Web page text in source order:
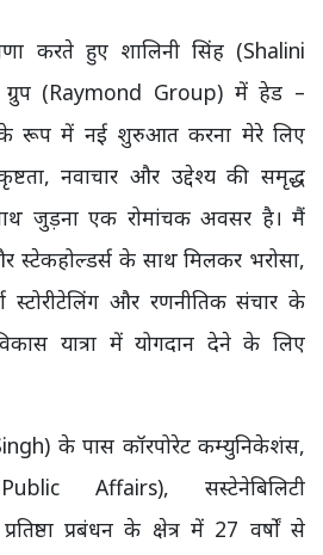
करते हुए शालिनी सिंह (Shalini
(Raymond Group) में हेड –
के रूप में नई शुरुआत करना मेरे लिए
नवाचार और उद्देश्य की समृद्ध
जुड़ना एक रोमांचक अवसर है। मैं
स्टेकहोल्डर्स के साथ मिलकर भरोसा,
स्टोरीटेलिंग और रणनीतिक संचार के
यात्रा में योगदान देने के लिए
के पास कॉरपोरेट कम्युनिकेशंस,
Affairs), सस्टेनेबिलिटी
प्रबंधन के क्षेत्र में 27 वर्षों से